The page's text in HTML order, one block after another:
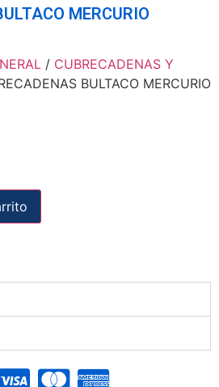
MERCURIO
/ CUBRECADENAS Y
BULTACO MERCURIO